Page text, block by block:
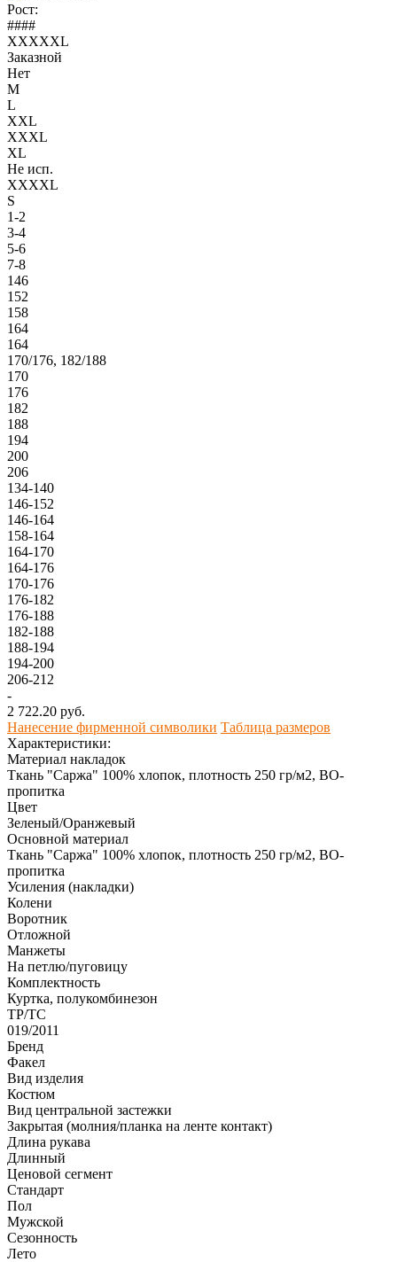
Рост:
####
XXXXXL
Заказной
Нет
M
L
XXL
XXXL
XL
Не исп.
XXXXL
S
1-2
3-4
5-6
7-8
146
152
158
164
164
170/176, 182/188
170
176
182
188
194
200
206
134-140
146-152
146-164
158-164
164-170
164-176
170-176
176-182
176-188
182-188
188-194
194-200
206-212
-
2 722.20 руб.
Нанесение фирменной символики Таблица размеров
Характеристики:
Материал накладок
Ткань "Саржа" 100% хлопок, плотность 250 гр/м2, ВО-
пропитка
Цвет
Зеленый/Оранжевый
Основной материал
Ткань "Саржа" 100% хлопок, плотность 250 гр/м2, ВО-
пропитка
Усиления (накладки)
Колени
Воротник
Отложной
Манжеты
На петлю/пуговицу
Комплектность
Куртка, полукомбинезон
ТР/ТС
019/2011
Бренд
Факел
Вид изделия
Костюм
Вид центральной застежки
Закрытая (молния/планка на ленте контакт)
Длина рукава
Длинный
Ценовой сегмент
Стандарт
Пол
Мужской
Сезонность
Лето